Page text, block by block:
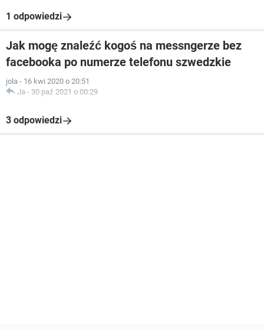
1 odpowiedzi
Jak mogę znaleźć kogoś na messngerze bez
facebooka po numerze telefonu szwedzkie
jola - 16 kwi 2020 o 20:51
Ja - 30 paź 2021 o 00:29
3 odpowiedzi